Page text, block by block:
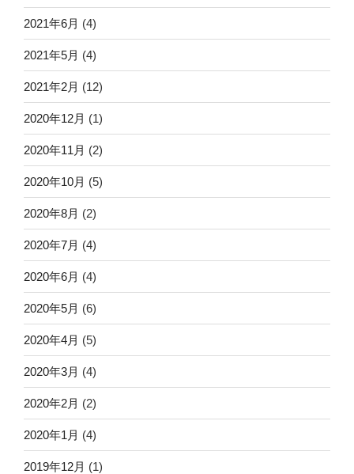
2021年6月 (4)
2021年5月 (4)
2021年2月 (12)
2020年12月 (1)
2020年11月 (2)
2020年10月 (5)
2020年8月 (2)
2020年7月 (4)
2020年6月 (4)
2020年5月 (6)
2020年4月 (5)
2020年3月 (4)
2020年2月 (2)
2020年1月 (4)
2019年12月 (1)